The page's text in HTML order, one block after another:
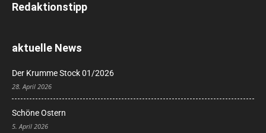
Redaktionstipp
aktuelle News
Der Krumme Stock 01/2026
28. April 2026
Schöne Ostern
5. April 2026